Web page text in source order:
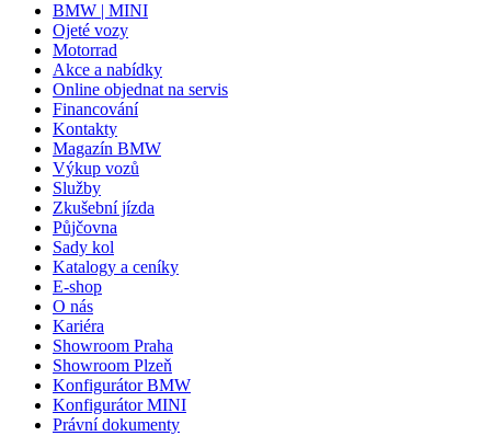
BMW | MINI
Ojeté vozy
Motorrad
Akce a nabídky
Online objednat na servis
Financování
Kontakty
Magazín BMW
Výkup vozů
Služby
Zkušební jízda
Půjčovna
Sady kol
Katalogy a ceníky
E-shop
O nás
Kariéra
Showroom Praha
Showroom Plzeň
Konfigurátor BMW
Konfigurátor MINI
Právní dokumenty